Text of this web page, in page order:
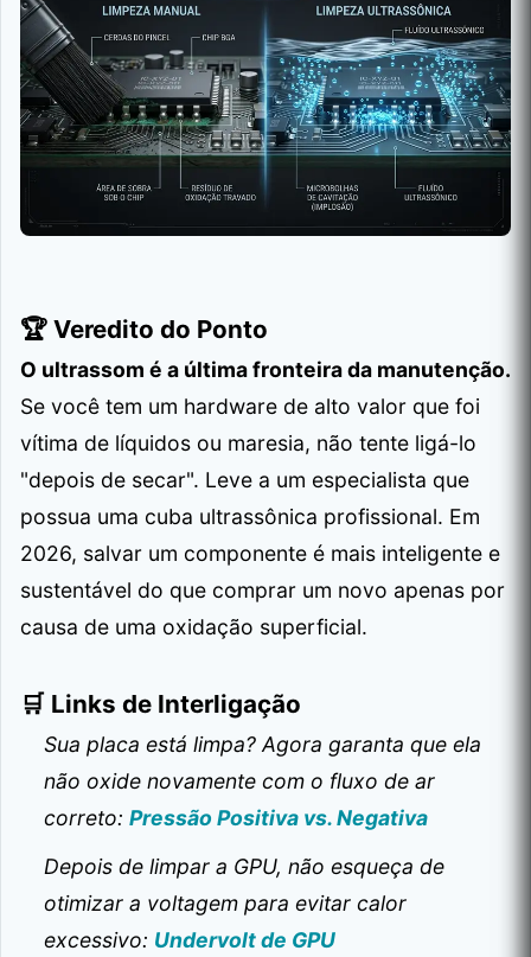
🏆 Veredito do Ponto
O ultrassom é a última fronteira da manutenção.
Se você tem um hardware de alto valor que foi
vítima de líquidos ou maresia, não tente ligá-lo
"depois de secar". Leve a um especialista que
possua uma cuba ultrassônica profissional. Em
2026, salvar um componente é mais inteligente e
sustentável do que comprar um novo apenas por
causa de uma oxidação superficial.
​🛒 Links de Interligação
Sua placa está limpa? Agora garanta que ela
não oxide novamente com o fluxo de ar
correto: Pressão Positiva vs. Negativa
Depois de limpar a GPU, não esqueça de
otimizar a voltagem para evitar calor
excessivo: Undervolt de GPU